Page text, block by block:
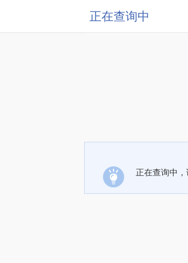
正在查询中
正在查询中